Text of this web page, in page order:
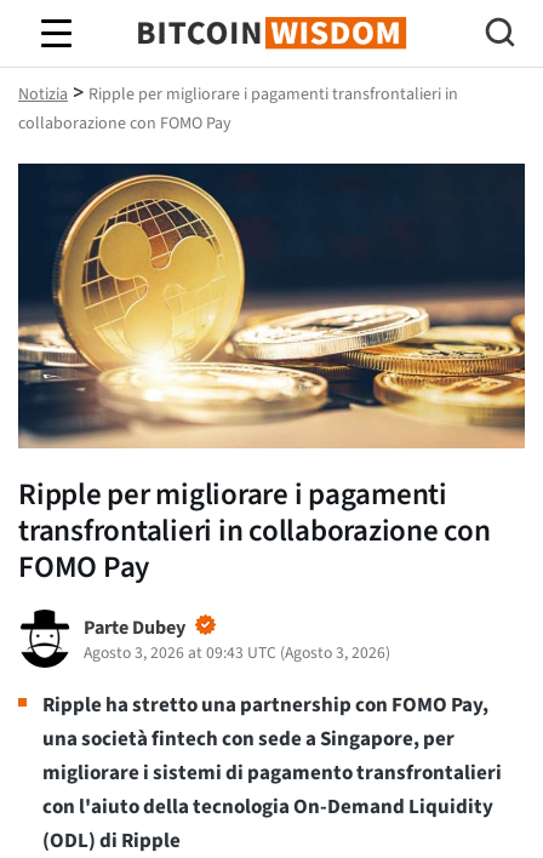
Saggezza Bitcoin
Notizia > Ripple per migliorare i pagamenti transfrontalieri in
collaborazione con FOMO Pay
Ripple per migliorare i pagamenti
transfrontalieri in collaborazione con
FOMO Pay
Parte Dubey
Agosto 3, 2026 at 09:43 UTC (Agosto 3, 2026)
Ripple ha stretto una partnership con FOMO Pay,
una società fintech con sede a Singapore, per
migliorare i sistemi di pagamento transfrontalieri
con l'aiuto della tecnologia On-Demand Liquidity
(ODL) di Ripple